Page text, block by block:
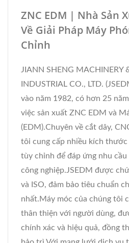
ZNC EDM | Nhà Sản
Về Giải Pháp Máy
Chỉnh
JIANN SHENG MACHINERY
INDUSTRIAL CO., LTD.
vào năm 1982, có hơn 25
việc sản xuất ZNC EDM và
(EDM).Chuyên về cắt dây,
tôi cung cấp nhiều kích thước
tùy chỉnh để đáp ứng nhu cầu
công nghiệp.JSEDM được
và ISO, đảm bảo tiêu chuẩn
nhất.Máy móc của chúng tôi
thân thiện với người dùng,
chính xác và hiệu quả, đồng